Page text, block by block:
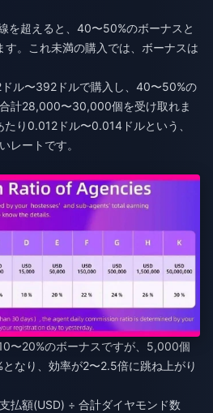
を超えると、40〜50%のボーナスと
す。これ未満の購入では、ボーナスは
ル〜392ドルで購入し、40〜50%の
計28,000〜30,000個を受け取れま
り0.012ドル〜0.014ドルという、
レートです。
〜20%のボーナスですが、5,000個
なり、効率が2〜2.5倍に跳ね上がり
払額(USD) ÷ 合計ダイヤモンド数